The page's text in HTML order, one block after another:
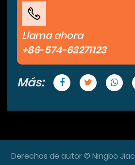
Llama ahora
+86-574-63271123
Más:
Derechos de autor © Ningbo